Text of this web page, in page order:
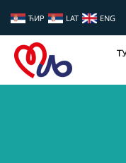
ЋИР LAT ENG